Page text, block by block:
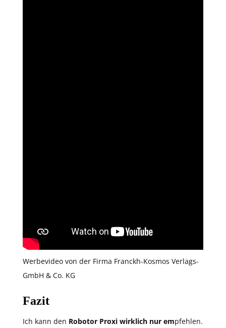
Werbevideo von der Firma Franckh-Kosmos Verlags-
GmbH & Co. KG
Fazit
Ich kann den Robotor Proxi wirklich nur empfehlen.